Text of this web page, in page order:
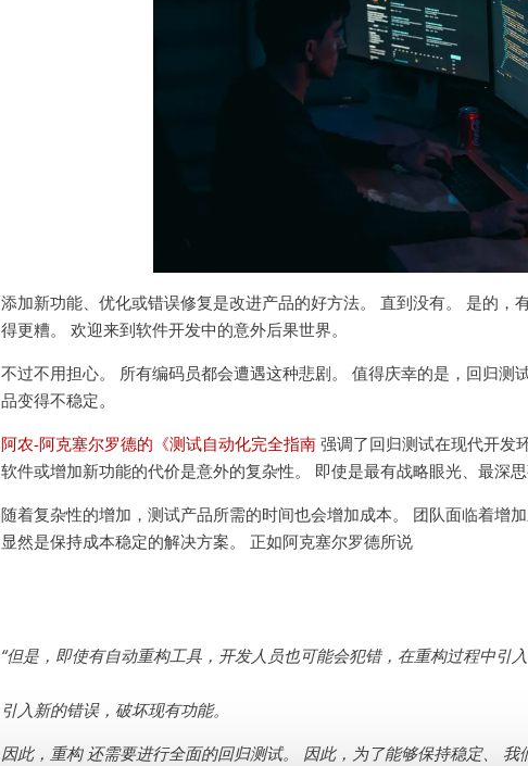
添加新功能、优化或错误修复是改进产品的好方法。 直到没有。 是的，
得更糟。 欢迎来到软件开发中的意外后果世界。
不过不用担心。 所有编码员都会遭遇这种悲剧。 值得庆幸的是，回归测
品变得不稳定。
阿农-阿克塞尔罗德的《测试自动化完全指南 强调了回归测试在现代开发
软件或增加新功能的代价是意外的复杂性。 即使是最有战略眼光、最深
随着复杂性的增加，测试产品所需的时间也会增加成本。 团队面临着增
显然是保持成本稳定的解决方案。 正如阿克塞尔罗德所说
“但是，即使有自动重构工具，开发人员也可能会犯错，在重构过程中引
引入新的错误，破坏现有功能。
因此，重构 还需要进行全面的回归测试。 因此，为了能够保持稳定、 我